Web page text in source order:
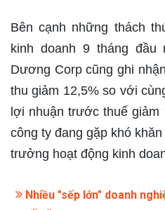
Bên cạnh những thách
kinh doanh 9 tháng đầu
Dương Corp cũng ghi
thu giảm 12,5% so với
lợi nhuận trước thuế
công ty đang gặp khó
trưởng hoạt động kinh
Nhiều "sếp lớn" doanh